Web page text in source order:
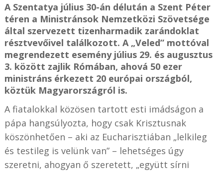
A Szentatya július 30-án délután a Szent Péter
téren a Ministránsok Nemzetközi Szövetsége
által szervezett tizenharmadik zarándoklat
résztvevőivel találkozott. A „Veled” mottóval
megrendezett esemény július 29. és augusztus
3. között zajlik Rómában, ahová 50 ezer
ministráns érkezett 20 európai országból,
köztük Magyarországról is.
A fiatalokkal közösen tartott esti imádságon a
pápa hangsúlyozta, hogy csak Krisztusnak
köszönhetően – aki az Eucharisztiában „lelkileg
és testileg is velünk van” – lehetséges úgy
szeretni, ahogyan ő szeretett, „együtt sírni